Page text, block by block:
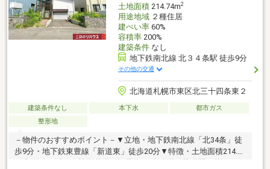
土地面積214.74m2
用途地域２種住居
建ぺい率60%
容積率200%
建築条件なし
地下鉄南北線 北３４条駅 徒歩9分
その他の交通
北海道札幌市東区北三十四条東２
建築条件なし 本下水
都市ガス
整形地
－物件のおすすめポイント－▼立地・地下鉄南北線「北34条」徒
歩9分・地下鉄東豊線「新道東」徒歩20分▼特徴・土地面積214.74